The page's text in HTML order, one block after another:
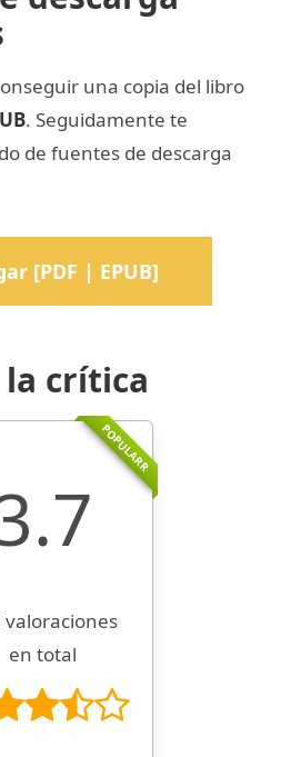
una copia del libro
. Seguidamente te
de fuentes de descarga
[PDF | EPUB]
crítica
POPULARR
valoraciones
en total